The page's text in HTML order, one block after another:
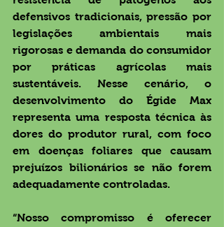
defensivos tradicionais, pressão por
legislações ambientais mais
rigorosas e demanda do consumidor
por práticas agrícolas mais
sustentáveis. Nesse cenário, o
desenvolvimento do Égide Max
representa uma resposta técnica às
dores do produtor rural, com foco
em doenças foliares que causam
prejuízos bilionários se não forem
adequadamente controladas.
“Nosso compromisso é oferecer